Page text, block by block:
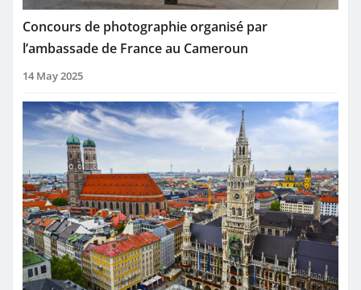
Concours de photographie organisé par
l’ambassade de France au Cameroun
14 May 2025